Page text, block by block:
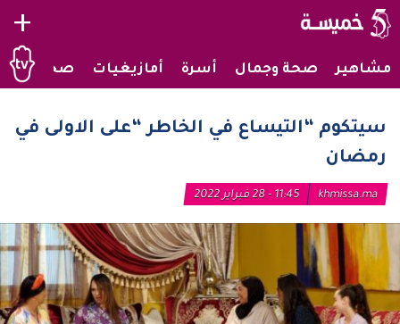
+
مشاهير صحة وجمال أسرة أمازيغيات صحراويات
سيتكوم “التيساع في الخاطر “على الاولى في
رمضان
khmissa.ma 11:45 - 28 فبراير 2022